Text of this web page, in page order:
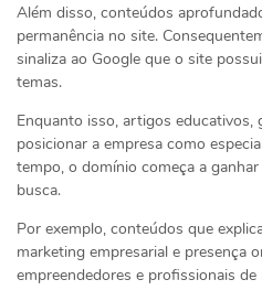
Além disso, conteúdos
permanência no site.
sinaliza ao Google que o site
temas.
Enquanto isso, artigos educativos,
posicionar a empresa como
tempo, o domínio começa a
busca.
Por exemplo, conteúdos que
marketing empresarial e presença
empreendedores e profissionais de